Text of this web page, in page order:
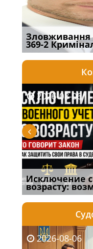
Зловживання
369-2
2026-08-06
Исключение с
возрасту:
2026-08-06